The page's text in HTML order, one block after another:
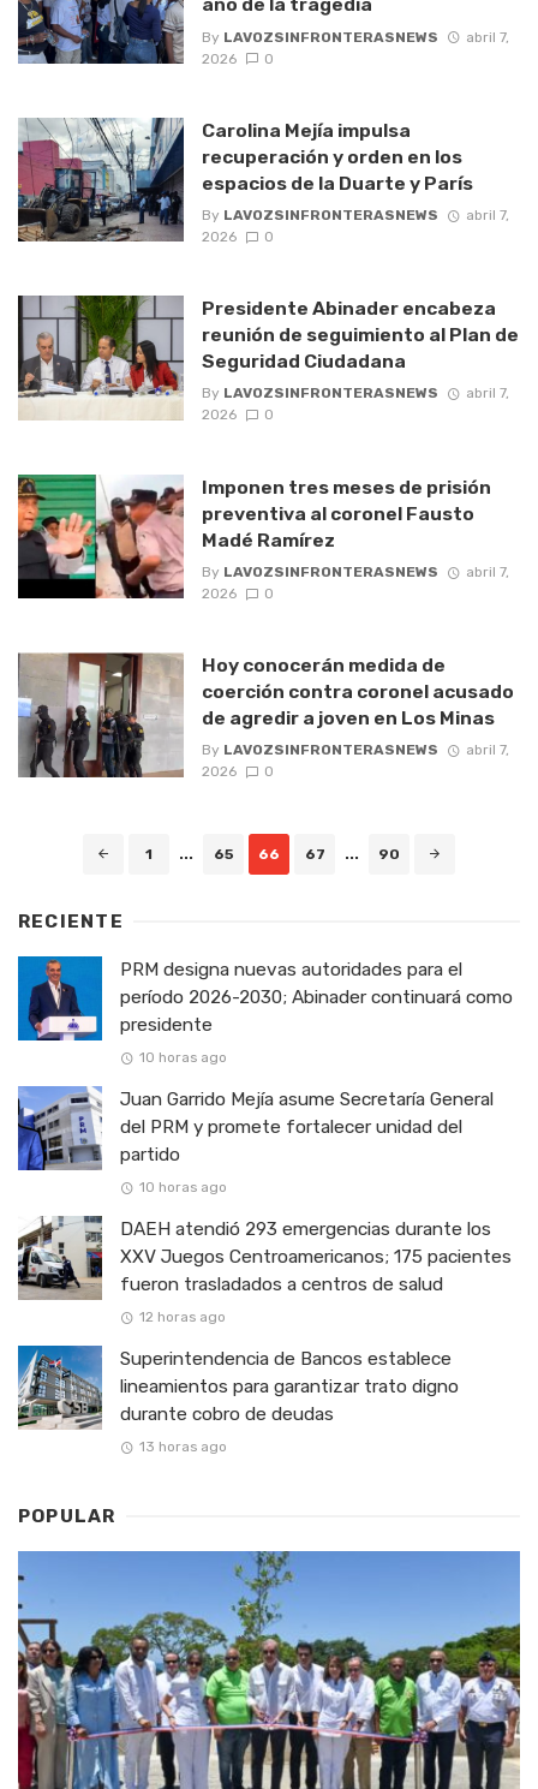
By LAVOZSINFRONTERASNEWS
abril 7,
2026
0
Carolina Mejía impulsa
recuperación y orden en los
espacios de la Duarte y París
By LAVOZSINFRONTERASNEWS
abril 7,
2026
0
Presidente Abinader encabeza
reunión de seguimiento al Plan de
Seguridad Ciudadana
By LAVOZSINFRONTERASNEWS
abril 7,
2026
0
Imponen tres meses de prisión
preventiva al coronel Fausto
Madé Ramírez
By LAVOZSINFRONTERASNEWS
abril 7,
2026
0
Hoy conocerán medida de
coerción contra coronel acusado
de agredir a joven en Los Minas
By LAVOZSINFRONTERASNEWS
abril 7,
2026
0
1 ... 65 66 67 ... 90
RECIENTE
PRM designa nuevas autoridades para el
período 2026-2030; Abinader continuará como
presidente
10 horas ago
Juan Garrido Mejía asume Secretaría General
del PRM y promete fortalecer unidad del
partido
10 horas ago
DAEH atendió 293 emergencias durante los
XXV Juegos Centroamericanos; 175 pacientes
fueron trasladados a centros de salud
12 horas ago
Superintendencia de Bancos establece
lineamientos para garantizar trato digno
durante cobro de deudas
13 horas ago
POPULAR